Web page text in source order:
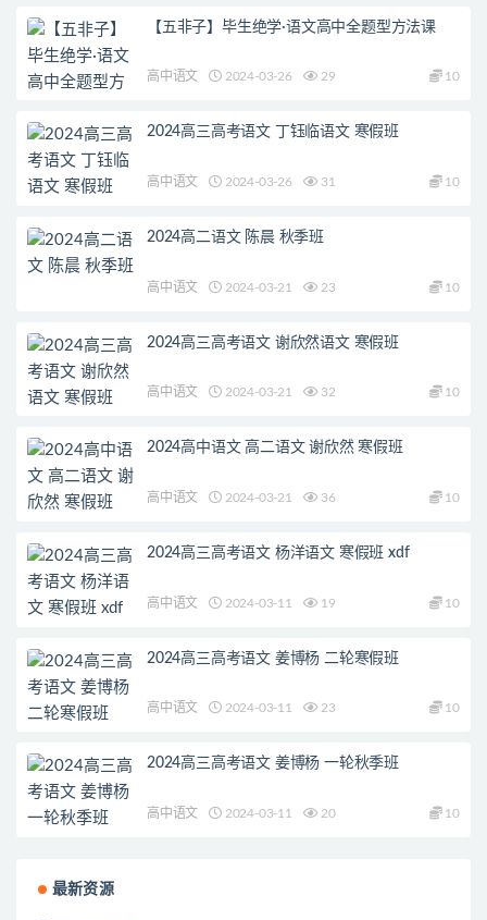
【五非子】毕生绝学·语文高中全题型方法课
高中语文 2024-03-26 29 10
2024高三高考语文 丁钰临语文 寒假班
高中语文 2024-03-26 31 10
2024高二语文 陈晨 秋季班
高中语文 2024-03-21 23 10
2024高三高考语文 谢欣然语文 寒假班
高中语文 2024-03-21 32 10
2024高中语文 高二语文 谢欣然 寒假班
高中语文 2024-03-21 36 10
2024高三高考语文 杨洋语文 寒假班 xdf
高中语文 2024-03-11 19 10
2024高三高考语文 姜博杨 二轮寒假班
高中语文 2024-03-11 23 10
2024高三高考语文 姜博杨 一轮秋季班
高中语文 2024-03-11 20 10
最新资源